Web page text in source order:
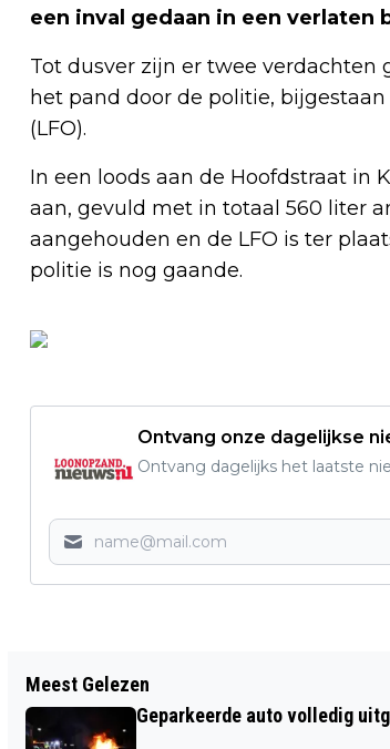
een inval gedaan in een verlaten
Tot dusver zijn er twee verdachten
het pand door de politie,
(LFO).
In een loods aan de Hoofdstraat in
aan, gevuld met in totaal 560 liter
aangehouden en de LFO is ter
politie is nog gaande.
Ontvang onze dagelijkse
Ontvang dagelijks het laatste
DRIE BESTUURDERS BETRAPT OP
DRUGSGEBRUIK; ELF
Meest Gelezen
Geparkeerde auto volledig